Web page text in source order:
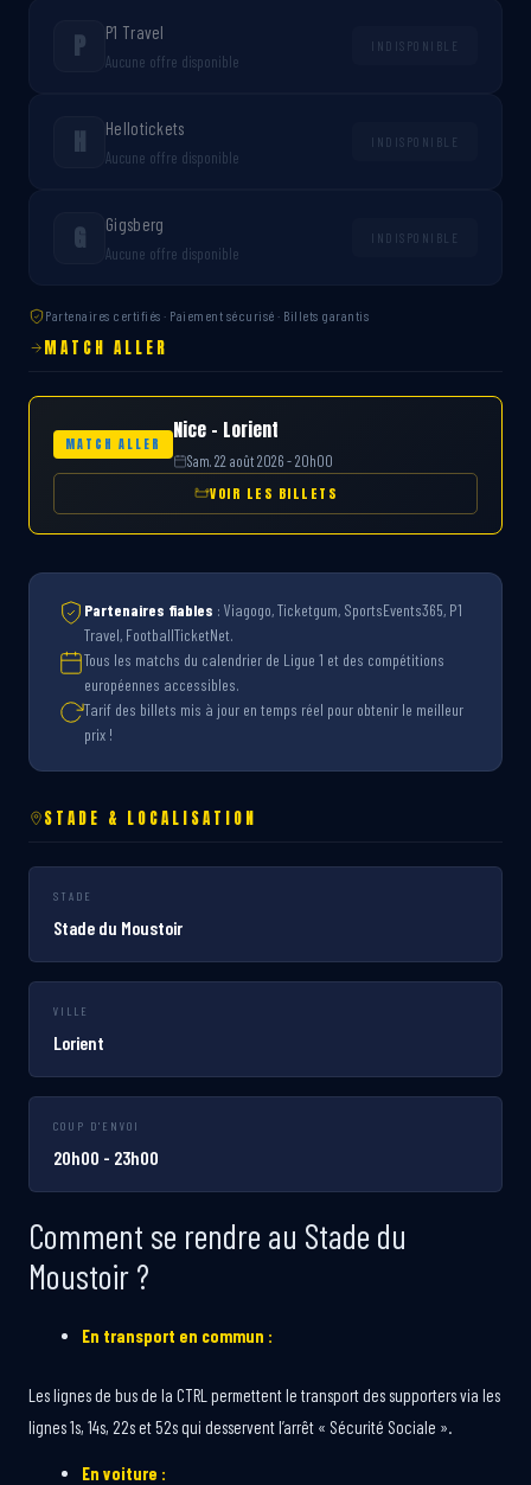
P P1 Travel
Aucune offre disponible
INDISPONIBLE
H Hellotickets
Aucune offre disponible
INDISPONIBLE
G Gigsberg
Aucune offre disponible
INDISPONIBLE
Partenaires certifiés · Paiement sécurisé · Billets garantis
MATCH ALLER
MATCH ALLER
Nice – Lorient
Sam. 22 août 2026 - 20h00
VOIR LES BILLETS
Partenaires fiables : Viagogo, Ticketgum, SportsEvents365, P1
Travel, FootballTicketNet.
Tous les matchs du calendrier de Ligue 1 et des compétitions
européennes accessibles.
Tarif des billets mis à jour en temps réel pour obtenir le meilleur
prix !
STADE & LOCALISATION
STADE
Stade du Moustoir
VILLE
Lorient
COUP D'ENVOI
20h00 - 23h00
Comment se rendre au Stade du
Moustoir ?
En transport en commun :
Les lignes de bus de la CTRL permettent le transport des supporters via les
lignes 1s, 14s, 22s et 52s qui desservent l’arrêt « Sécurité Sociale ».
En voiture :